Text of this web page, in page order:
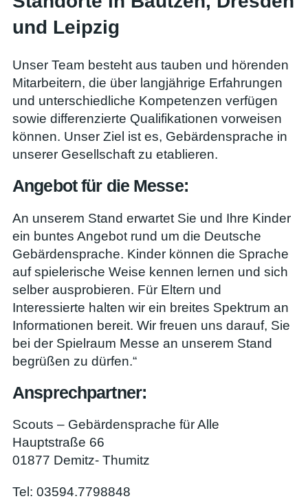
und Leipzig
Unser Team besteht aus tauben und hörenden
Mitarbeitern, die über langjährige Erfahrungen
und unterschiedliche Kompetenzen verfügen
sowie differenzierte Qualifikationen vorweisen
können. Unser Ziel ist es, Gebärdensprache in
unserer Gesellschaft zu etablieren.
Angebot für die Messe:
An unserem Stand erwartet Sie und Ihre Kinder
ein buntes Angebot rund um die Deutsche
Gebärdensprache. Kinder können die Sprache
auf spielerische Weise kennen lernen und sich
selber ausprobieren. Für Eltern und
Interessierte halten wir ein breites Spektrum an
Informationen bereit. Wir freuen uns darauf, Sie
bei der Spielraum Messe an unserem Stand
begrüßen zu dürfen.“
Ansprechpartner:
Scouts – Gebärdensprache für Alle
Hauptstraße 66
01877 Demitz- Thumitz
Tel: 03594.7798848